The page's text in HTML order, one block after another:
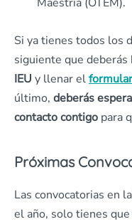
Si ya tienes todos los
siguiente que deberás
IEU y llenar el
último, deberás
contacto contigo para
Próximas
Las convocatorias en
el año, solo tienes